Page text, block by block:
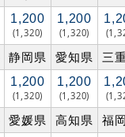
1,200
(1,320)
1,200
(1,320)
静岡県 愛知県 三
1,200
(1,320)
1,200
(1,320)
愛媛県 高知県 福